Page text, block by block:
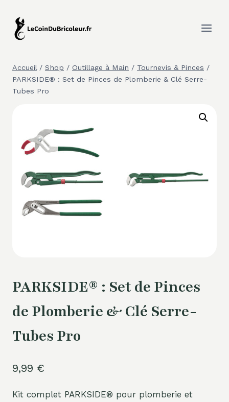
contenu
Accueil / Shop / Outillage à Main / Tournevis & Pinces /
PARKSIDE® : Set de Pinces de Plomberie & Clé Serre-
Tubes Pro
PARKSIDE® : Set de Pinces
de Plomberie & Clé Serre-
Tubes Pro
9,99 €
Kit complet PARKSIDE® pour plomberie et